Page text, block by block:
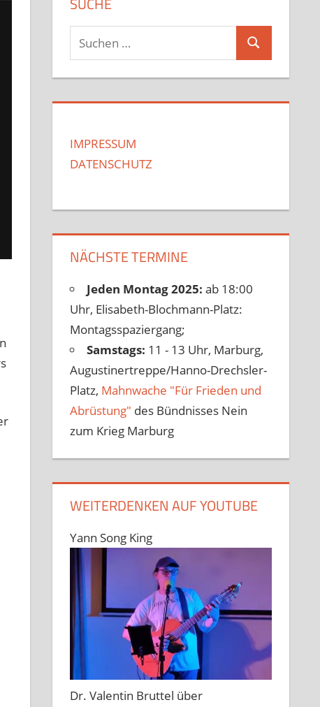
Suchen
nach:
Suchen
IMPRESSUM
DATENSCHUTZ
NÄCHSTE TERMINE
Jeden Montag 2025:ab 18:00
Uhr, Elisabeth-Blochmann-Platz:
Montagsspaziergang;
Samstags: 11 - 13 Uhr, Marburg,
Augustinertreppe/Hanno-Drechsler-
Platz, Mahnwache "Für Frieden und
Abrüstung" des Bündnisses Nein
zum Krieg Marburg
WEITERDENKEN AUF YOUTUBE
Yann Song King
Dr. Valentin Bruttel über